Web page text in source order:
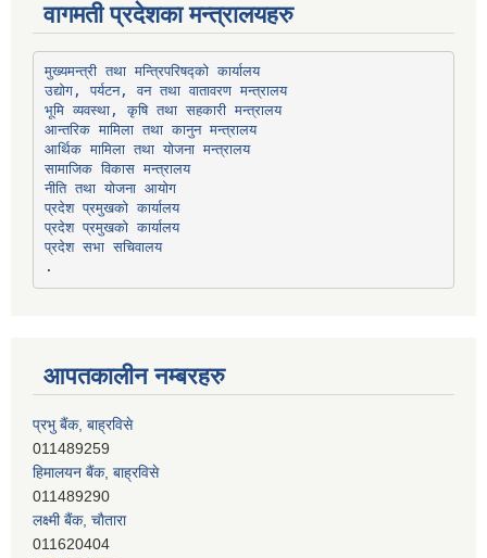
वागमती प्रदेशका मन्त्रालयहरु
मुख्यमन्त्री तथा मन्त्रिपरिषद्को कार्यालय
उद्योग, पर्यटन, वन तथा वातावरण मन्त्रालय
भूमि व्यवस्था, कृषि तथा सहकारी मन्त्रालय
आन्तरिक मामिला तथा कानुन मन्त्रालय
आर्थिक मामिला तथा योजना मन्त्रालय
सामाजिक विकास मन्त्रालय
नीति तथा योजना आयोग
प्रदेश प्रमुखको कार्यालय
प्रदेश प्रमुखको कार्यालय
प्रदेश सभा सचिवालय
आपतकालीन नम्बरहरु
प्रभु बैंक, बाह्रविसे
हिमालयन बैंक, बाह्रविसे
011489290
लक्ष्मी बैंक, चाैतारा
011620404
मेगा बैंक, चाैतारा
011620413